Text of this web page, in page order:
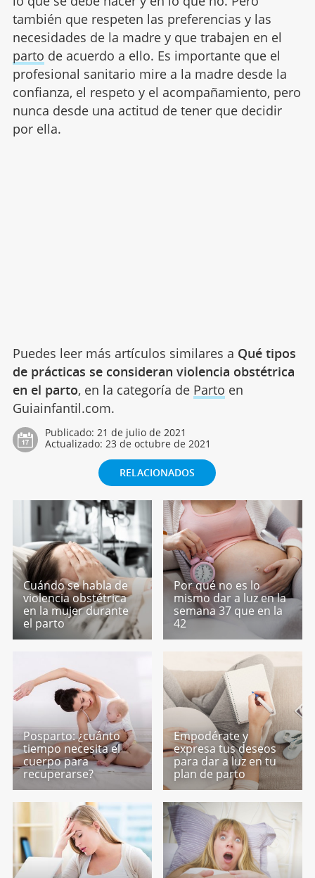
también que respeten las preferencias y las
necesidades de la madre y que trabajen en el
parto de acuerdo a ello. Es importante que el
profesional sanitario mire a la madre desde la
confianza, el respeto y el acompañamiento, pero
nunca desde una actitud de tener que decidir
por ella.
Puedes leer más artículos similares a Qué tipos
de prácticas se consideran violencia obstétrica
en el parto, en la categoría de Parto en
Guiainfantil.com.
Publicado: 21 de julio de 2021
Actualizado: 23 de octubre de 2021
RELACIONADOS
Cuándo se habla de
violencia obstétrica
en la mujer durante
el parto
Por qué no es lo
mismo dar a luz en la
semana 37 que en la
42
Posparto: ¿cuánto
tiempo necesita el
cuerpo para
recuperarse?
Empodérate y
expresa tus deseos
para dar a luz en tu
plan de parto